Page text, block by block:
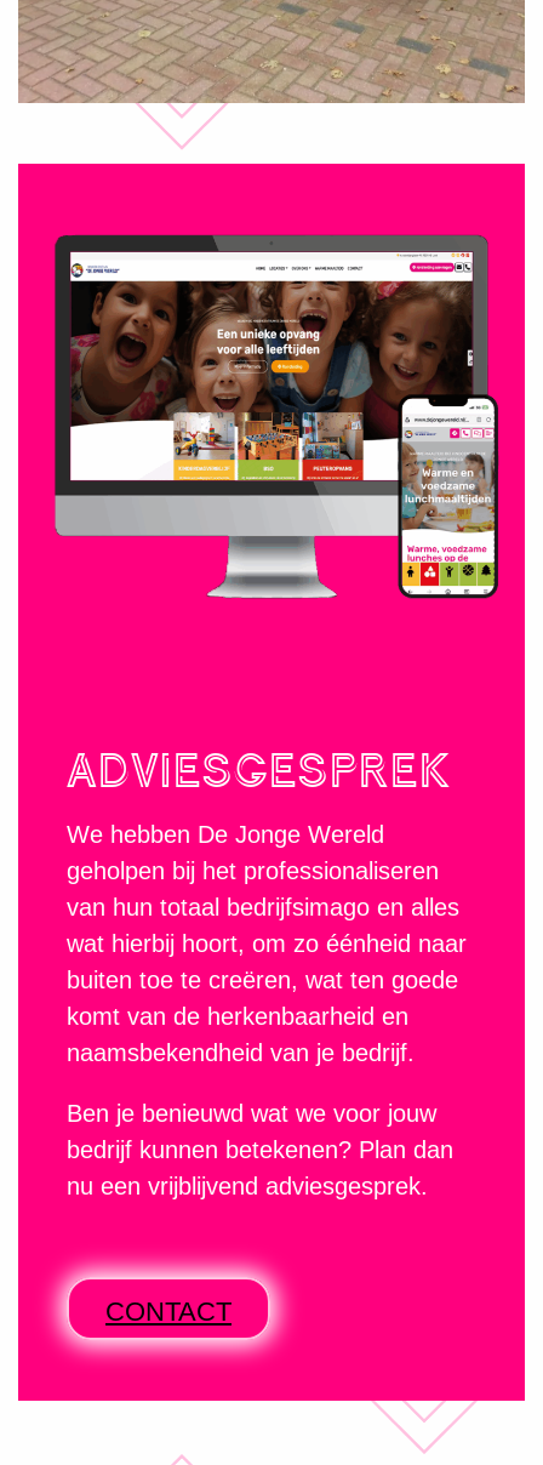
ADVIES­GESPREK
We hebben De Jonge Wereld
geholpen bij het professionaliseren
van hun totaal bedrijfsimago en alles
wat hierbij hoort, om zo éénheid naar
buiten toe te creëren, wat ten goede
komt van de herkenbaarheid en
naamsbekendheid van je bedrijf.
Ben je benieuwd wat we voor jouw
bedrijf kunnen betekenen? Plan dan
nu een vrijblijvend adviesgesprek.
CONTACT